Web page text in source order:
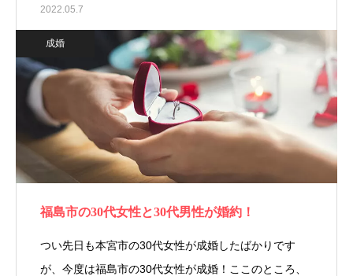
2022.05.7
成婚
福島市の30代女性と30代男性が婚約！
つい先日も本宮市の30代女性が成婚したばかりです
が、今度は福島市の30代女性が成婚！ここのところ、